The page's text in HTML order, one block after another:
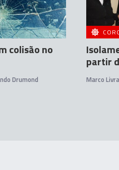
colisão no
Drumond
partir
Marco